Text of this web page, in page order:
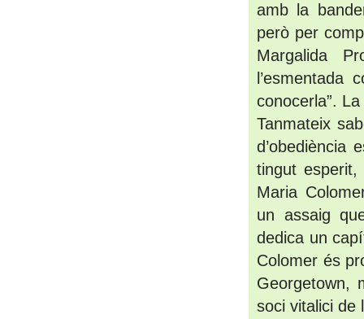
amb la
però per
Margalida
l’esmentada
conocerla”.
Tanmateix
d’obediència
tingut esperit,
Maria
un assaig
dedica un
Colomer és
Georgetown,
soci vitalici de